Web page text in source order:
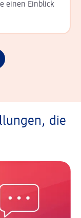
einen Einblick
die